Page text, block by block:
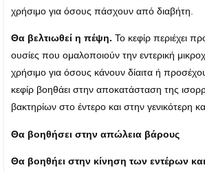
χρήσιμο για όσους πάσχουν από διαβήτη.
Θα βελτιωθεί η πέψη. Το κεφίρ περιέχει
ουσίες που ομαλοποιούν την εντερική
χρήσιμο για όσους κάνουν δίαιτα ή
κεφίρ βοηθάει στην αποκατάσταση της
βακτηρίων στο έντερο και στην γενικότερη
Θα βοηθήσει στην απώλεια βάρους
Θα βοηθήει στην κίνηση των εντέρων